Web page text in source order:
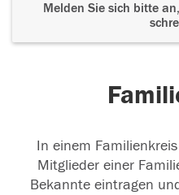
Melden Sie sich bitte
In einem
Mitglieder einer
Bekannte eintragen